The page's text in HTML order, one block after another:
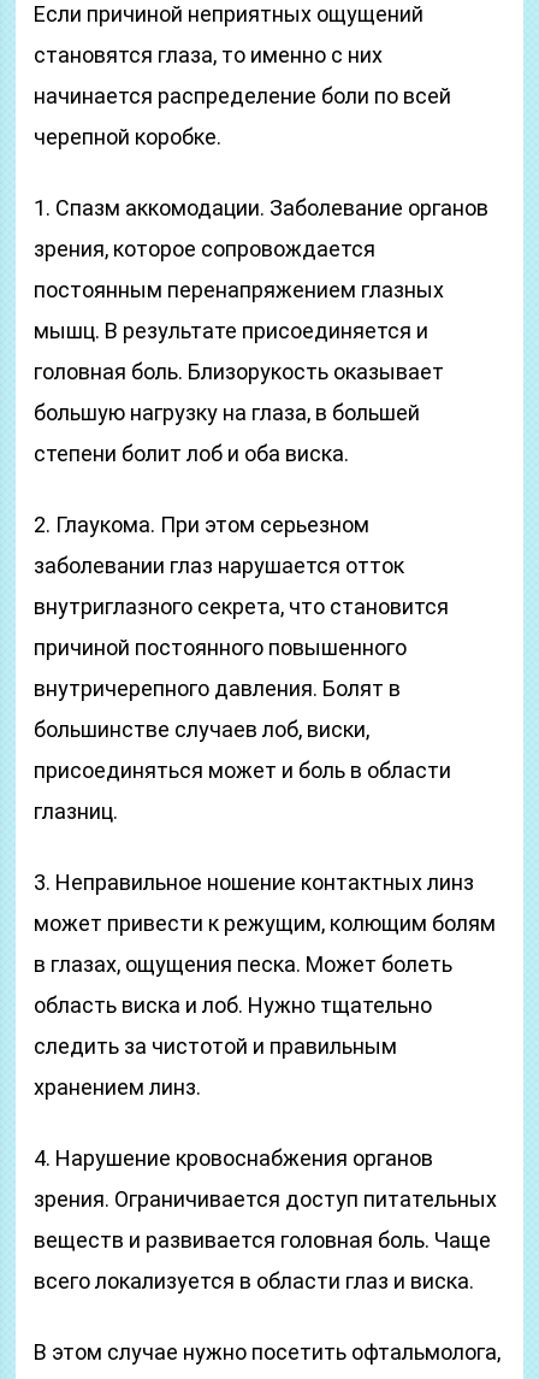
Если причиной неприятных ощущений
становятся глаза, то именно с них
начинается распределение боли по всей
черепной коробке.
1. Спазм аккомодации. Заболевание органов
зрения, которое сопровождается
постоянным перенапряжением глазных
мышц. В результате присоединяется и
головная боль. Близорукость оказывает
большую нагрузку на глаза, в большей
степени болит лоб и оба виска.
2. Глаукома. При этом серьезном
заболевании глаз нарушается отток
внутриглазного секрета, что становится
причиной постоянного повышенного
внутричерепного давления. Болят в
большинстве случаев лоб, виски,
присоединяться может и боль в области
глазниц.
3. Неправильное ношение контактных линз
может привести к режущим, колющим болям
в глазах, ощущения песка. Может болеть
область виска и лоб. Нужно тщательно
следить за чистотой и правильным
хранением линз.
4. Нарушение кровоснабжения органов
зрения. Ограничивается доступ питательных
веществ и развивается головная боль. Чаще
всего локализуется в области глаз и виска.
В этом случае нужно посетить офтальмолога,